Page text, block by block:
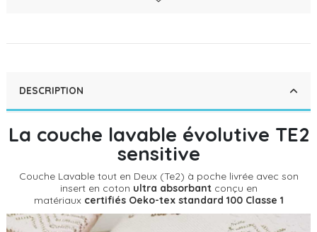
DESCRIPTION
La couche lavable évolutive TE2
sensitive
Couche Lavable tout en Deux (Te2) à poche livrée avec son
insert en coton ultra absorbant conçu en
matériauxcertifiés Oeko-tex standard 100 Classe 1